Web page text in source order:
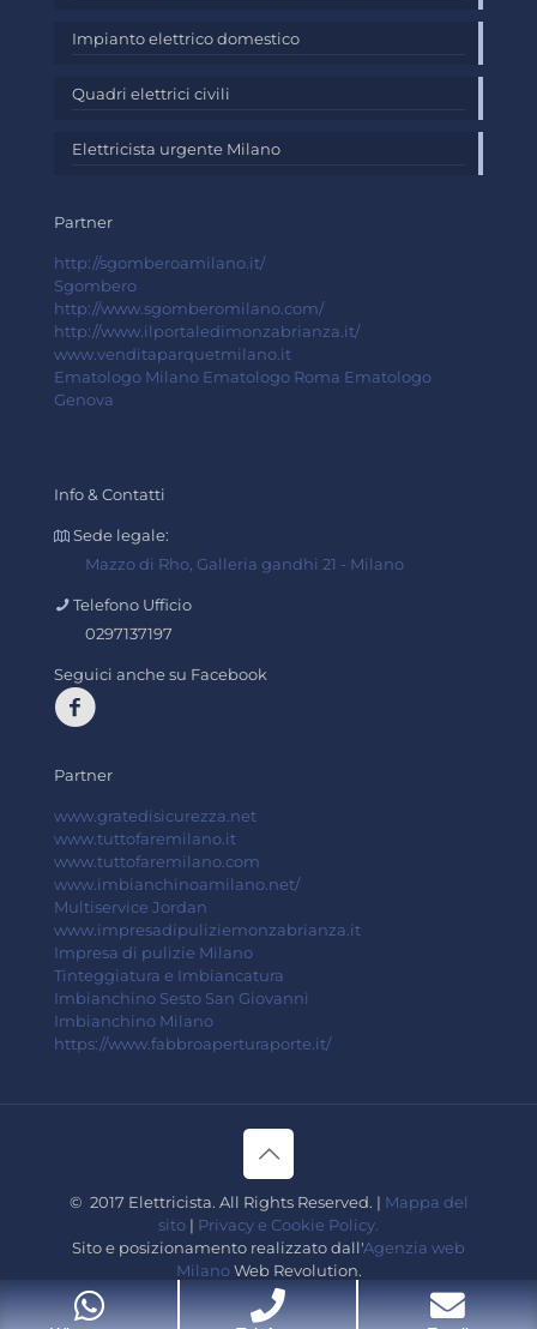
Impianto elettrico domestico
Quadri elettrici civili
Elettricista urgente Milano
Partner
http://sgomberoamilano.it/
Sgombero
http://www.sgomberomilano.com/
http://www.ilportaledimonzabrianza.it/
www.venditaparquetmilano.it
Ematologo Milano Ematologo Roma Ematologo
Genova
Info & Contatti
Sede legale:
Mazzo di Rho, Galleria gandhi 21 - Milano
Telefono Ufficio
0297137197
Seguici anche su Facebook
Partner
www.gratedisicurezza.net
www.tuttofaremilano.it
www.tuttofaremilano.com
www.imbianchinoamilano.net/
Multiservice Jordan
www.impresadipuliziemonzabrianza.it
Impresa di pulizie Milano
Tinteggiatura e Imbiancatura
Imbianchino Sesto San Giovanni
Imbianchino Milano
https://www.fabbroaperturaporte.it/
© 2017 Elettricista. All Rights Reserved. | Mappa del
sito | Privacy e Cookie Policy.
Sito e posizionamento realizzato dall'Agenzia web
MilanoWeb Revolution.